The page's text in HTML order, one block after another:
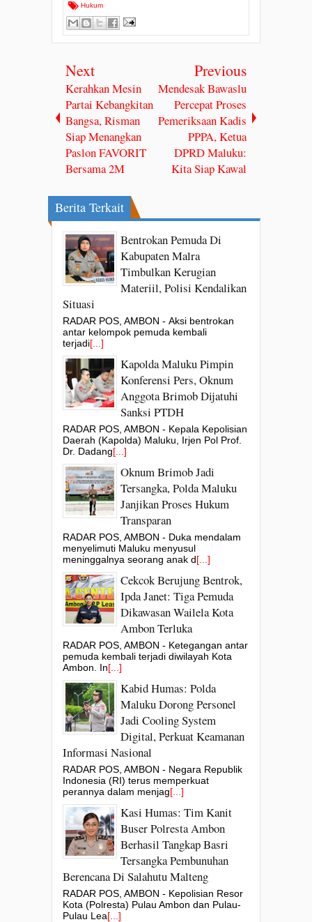
Hukum
Next
Kerahkan Mesin
Partai Kebangkitan
Bangsa, Risman
Siap Menangkan
Paslon FAVORIT
Bersama 2M
Previous
Mendesak Bawaslu
Percepat Proses
Pemeriksaan Kadis
PPPA, Ketua
DPRD Maluku:
Kita Siap Kawal
Berita Terkait
Bentrokan Pemuda Di
Kabupaten Malra
Timbulkan Kerugian
Materiil, Polisi Kendalikan
Situasi
RADAR POS, AMBON - Aksi bentrokan
antar kelompok pemuda kembali
terjadi[...]
Kapolda Maluku Pimpin
Konferensi Pers, Oknum
Anggota Brimob Dijatuhi
Sanksi PTDH
RADAR POS, AMBON - Kepala Kepolisian
Daerah (Kapolda) Maluku, Irjen Pol Prof.
Dr. Dadang[...]
Oknum Brimob Jadi
Tersangka, Polda Maluku
Janjikan Proses Hukum
Transparan
RADAR POS, AMBON - Duka mendalam
menyelimuti Maluku menyusul
meninggalnya seorang anak d[...]
Cekcok Berujung Bentrok,
Ipda Janet: Tiga Pemuda
Dikawasan Wailela Kota
Ambon Terluka
RADAR POS, AMBON - Ketegangan antar
pemuda kembali terjadi diwilayah Kota
Ambon. In[...]
Kabid Humas: Polda
Maluku Dorong Personel
Jadi Cooling System
Digital, Perkuat Keamanan
Informasi Nasional
RADAR POS, AMBON - Negara Republik
Indonesia (RI) terus memperkuat
perannya dalam menjag[...]
Kasi Humas: Tim Kanit
Buser Polresta Ambon
Berhasil Tangkap Basri
Tersangka Pembunuhan
Berencana Di Salahutu Malteng
RADAR POS, AMBON - Kepolisian Resor
Kota (Polresta) Pulau Ambon dan Pulau-
Pulau Lea[...]